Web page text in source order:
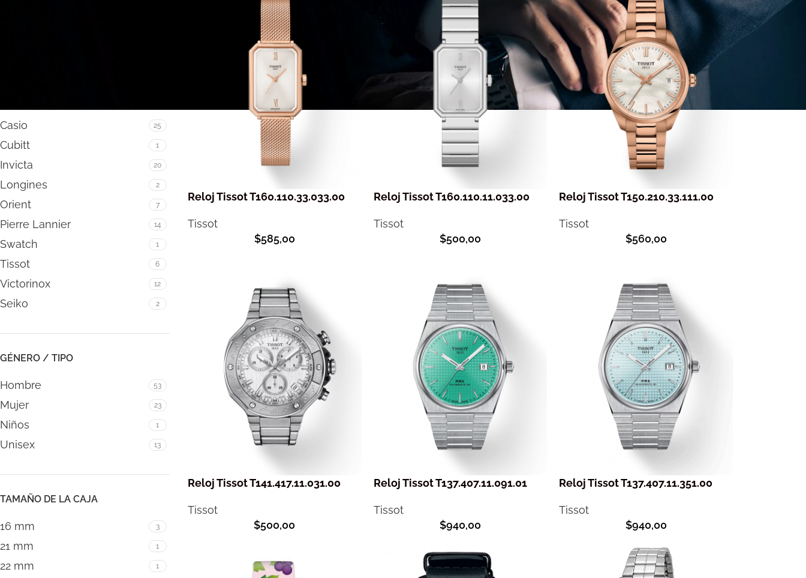
Casio 25
Cubitt 1
Invicta 20
Longines 2
Orient 7
Pierre Lannier 14
Swatch 1
Tissot 6
Victorinox 12
Seiko 2
GÉNERO / TIPO
Hombre 53
Mujer 23
Niños 1
Unisex 13
TAMAÑO DE LA CAJA
16 mm 3
21 mm 1
22 mm 1
Reloj Tissot T160.110.33.033.00
Tissot
$585,00
Reloj Tissot T160.110.11.033.00
Tissot
$500,00
Reloj Tissot T150.210.33.111.00
Tissot
$560,00
Reloj Tissot T141.417.11.031.00
Tissot
$500,00
Reloj Tissot T137.407.11.091.01
Tissot
$940,00
Reloj Tissot T137.407.11.351.00
Tissot
$940,00